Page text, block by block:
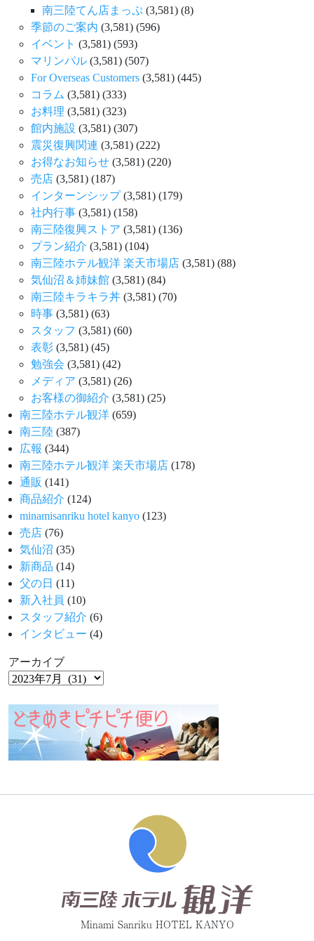
南三陸てん店まっぷ (3,581) (8)
季節のご案内 (3,581) (596)
イベント (3,581) (593)
マリンパル (3,581) (507)
For Overseas Customers (3,581) (445)
コラム (3,581) (333)
お料理 (3,581) (323)
館内施設 (3,581) (307)
震災復興関連 (3,581) (222)
お得なお知らせ (3,581) (220)
売店 (3,581) (187)
インターンシップ(3,581) (179)
社内行事 (3,581) (158)
南三陸復興ストア (3,581) (136)
プラン紹介 (3,581) (104)
南三陸ホテル観洋 楽天市場店 (3,581) (88)
気仙沼＆姉妹館 (3,581) (84)
南三陸キラキラ丼 (3,581) (70)
時事 (3,581) (63)
スタッフ (3,581) (60)
表彰 (3,581) (45)
勉強会 (3,581) (42)
メディア (3,581) (26)
お客様の御紹介 (3,581) (25)
南三陸ホテル観洋 (659)
南三陸 (387)
広報 (344)
南三陸ホテル観洋 楽天市場店 (178)
通販 (141)
商品紹介 (124)
minamisanriku hotel kanyo (123)
売店 (76)
気仙沼 (35)
新商品 (14)
父の日 (11)
新入社員 (10)
スタッフ紹介 (6)
インタビュー (4)
アーカイブ
Minami Sanriku HOTEL KANYO